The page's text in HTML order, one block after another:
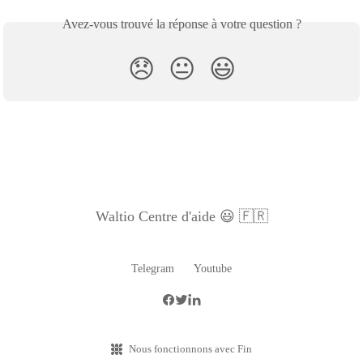
Avez-vous trouvé la réponse à votre question ?
😞 😐 😃
Waltio Centre d'aide 😃 🇫🇷
Telegram Youtube
Nous fonctionnons avec Fin